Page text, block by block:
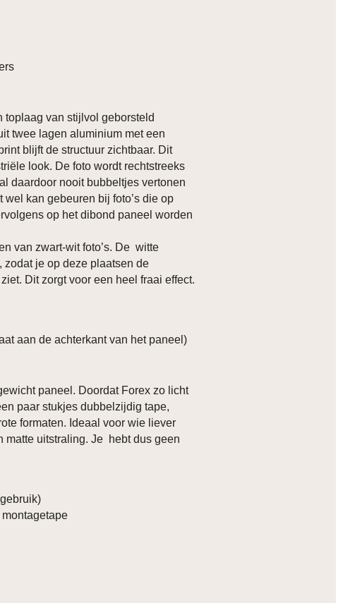
van stijlvol geborsteld
twee lagen aluminium met een
blijft de structuur zichtbaar. Dit
look. De foto wordt rechtstreeks
daardoor nooit bubbeltjes vertonen
kan gebeuren bij foto’s die op
op het dibond paneel worden
van zwart-wit foto’s. De witte
zodat je op deze plaatsen de
Dit zorgt voor een heel fraai effect.
aan de achterkant van het paneel)
paneel. Doordat Forex zo licht
paar stukjes dubbelzijdig tape,
formaten. Ideaal voor wie liever
matte uitstraling. Je hebt dus geen